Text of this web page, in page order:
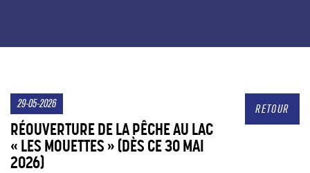
29-05-2026
RÉOUVERTURE DE LA PÊCHE AU LAC
« LES MOUETTES » (DÈS CE 30 MAI
2026)
RETOUR